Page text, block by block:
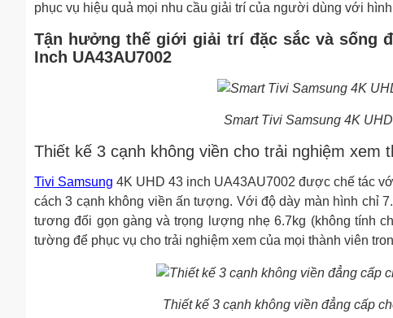
phục vụ hiệu quả mọi nhu cầu giải trí của người dùng với
Tận hưởng thế giới giải trí đặc sắc và sống
Inch UA43AU7002
Smart Tivi Samsung 4K
Thiết kế 3 cạnh không viền cho trải nghiệm xem
Tivi Samsung 4K UHD 43 inch UA43AU7002 được chế tác
cách 3 cạnh không viền ấn tượng. Với độ dày màn hình chỉ
tương đối gọn gàng và trọng lượng nhẹ 6.7kg (không tính
tường để phục vụ cho trải nghiệm xem của mọi thành viên
Thiết kế 3 cạnh không viền đẳng cấp